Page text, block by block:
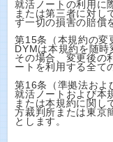
就活ノートの利用に
または第三者に対し
ず一切の損害の賠償
第15条（本規約の変
DYMは本規約を随時
その場合、変更後の
ートを利用する全て
第16条（準拠法およ
就活ノートおよび本
または本規約に関し
方裁判所または東京
とします。